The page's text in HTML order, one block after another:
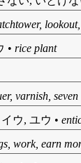
• rice plant
varnish, seven
ウ, ユウ •
work, earn